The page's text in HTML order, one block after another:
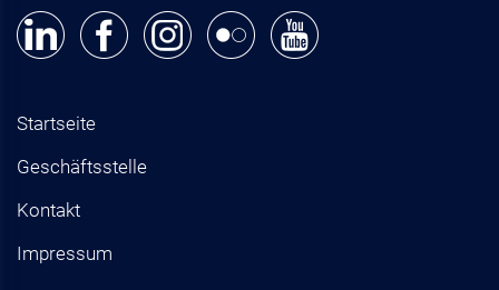
Startseite
Geschäftsstelle
Kontakt
Impressum